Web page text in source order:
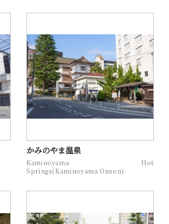
かみのやま温泉
Kaminoyama Hot
Springs(Kaminoyama Onsen)